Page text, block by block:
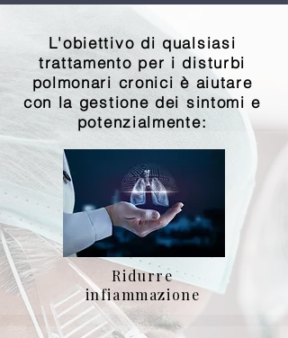
L'obiettivo di qualsiasi
trattamento per i disturbi
polmonari cronici è aiutare
con la gestione dei sintomi e
potenzialmente:
Ridurre
infiammazione